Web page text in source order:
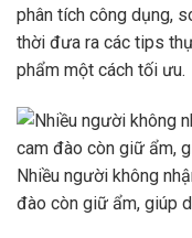
phân tích công dụng,
thời đưa ra các tips
phẩm một cách tối ưu.
Nhiều người không
đào còn giữ ẩm, giúp